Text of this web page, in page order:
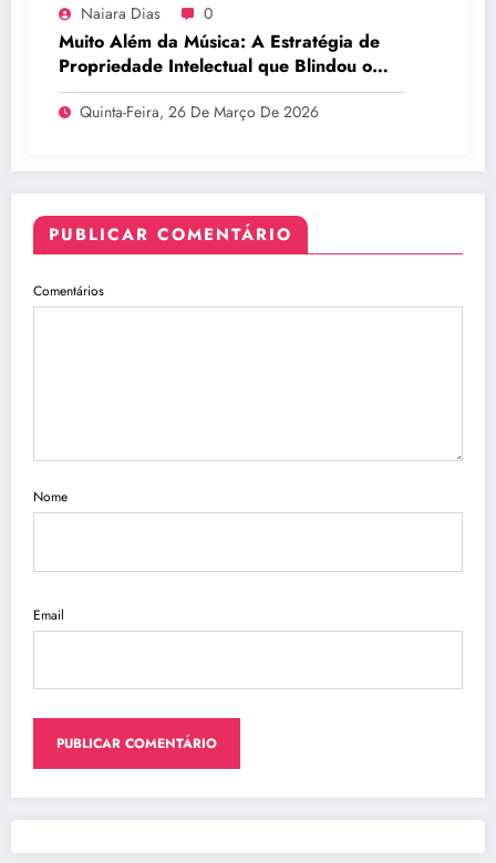
Naiara Dias 0
Muito Além da Música: A Estratégia de
Propriedade Intelectual que Blindou o
Legado do BTS
Quinta-Feira, 26 De Março De 2026
PUBLICAR COMENTÁRIO
Comentários
Nome
Email